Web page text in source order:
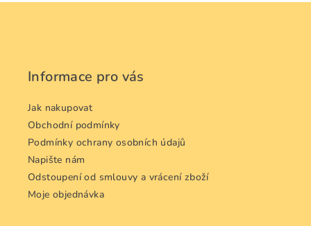
Informace pro vás
Jak nakupovat
Obchodní podmínky
Podmínky ochrany osobních údajů
Napište nám
Odstoupení od smlouvy a vrácení zboží
Moje objednávka